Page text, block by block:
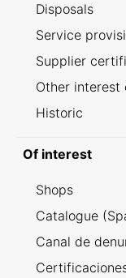
Disposals
Service
Supplier
Other interest
Historic
Of interest
Shops
Catalogue
Canal de